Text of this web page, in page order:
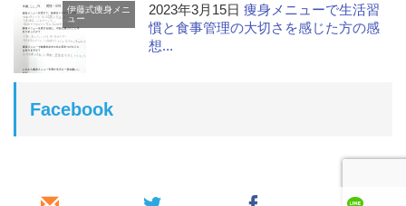
伊藤式痩身メニ
ュー
2023年3月15日痩身メニューで生活習
慣と食事管理の大切さを感じた方の感
想...
Facebook